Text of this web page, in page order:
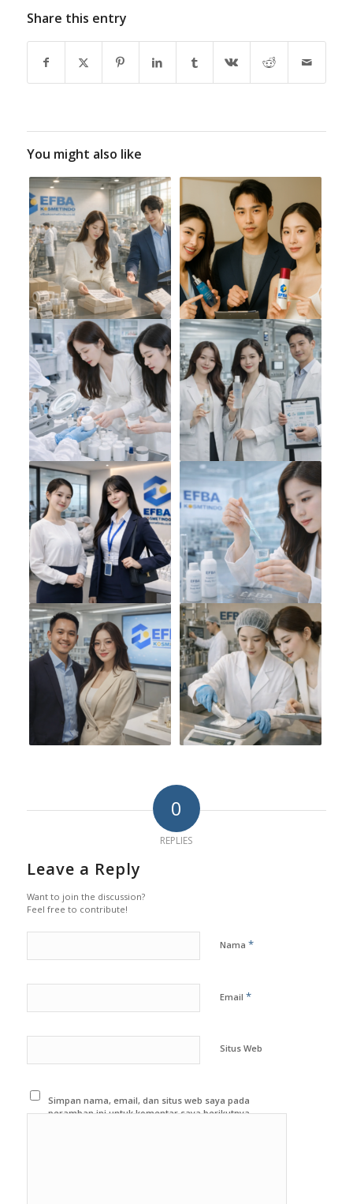
Share this entry
You might also like
0
REPLIES
Leave a Reply
Want to join the discussion?
Feel free to contribute!
Nama *
Email *
Situs Web
Simpan nama, email, dan situs web saya pada
peramban ini untuk komentar saya berikutnya.